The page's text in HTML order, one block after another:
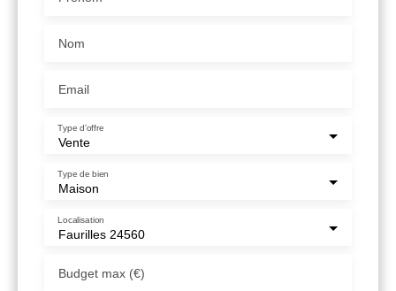
Nom
Email
Vente
Type d'offre
Maison
Type de bien
Faurilles 24560
Localisation
Budget max (€)